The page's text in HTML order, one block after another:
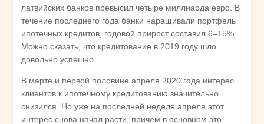
латвийских банков превысил четыре миллиарда евро. В
течение последнего года банки наращивали портфель
ипотечных кредитов, годовой прирост составил 6–15%.
Можно сказать, что кредитование в 2019 году шло
довольно успешно.
В марте и первой половине апреля 2020 года интерес
клиентов к ипотечному кредитованию значительно
снизился. Но уже на последней неделе апреля этот
интерес снова начал расти, причем в основном это